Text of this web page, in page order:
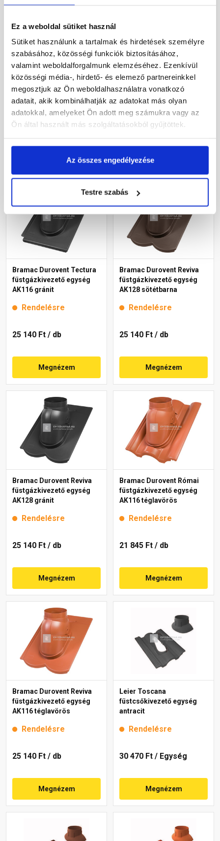
Ez a weboldal sütiket használ
Sütiket használunk a tartalmak és hirdetések személyre
szabásához, közösségi funkciók biztosításához,
valamint weboldalforgalmunk elemzéséhez. Ezenkívül
közösségi média-, hirdető- és elemező partnereinkkel
megosztjuk az Ön weboldalhasználatra vonatkozó
adatait, akik kombinálhatják az adatokat más olyan
adatokkal, amelyeket Ön adott meg számukra vagy az
Ön által használt más szolgáltatásokból gyűjtöttek.
Az összes engedélyezése
Testre szabás
Bramac Rubin 9V
füstgázkivezető cserép
NA114, rézvörös
Rendelésre
84 550 Ft/ db
Megnézem
Bramac Durovent Platinum
füstgázkivezető egység
AK116 gránit
Rendelésre
19 650 Ft/ db
Megnézem
Bramac Durovent Tectura
füstgázkivezető egység
AK116 gránit
Rendelésre
25 140 Ft / db
Megnézem
Bramac Durovent Reviva
füstgázkivezető egység
AK128 sötétbarna
Rendelésre
25 140 Ft / db
Megnézem
Bramac Durovent Reviva
füstgázkivezető egység
AK128 gránit
Rendelésre
25 140 Ft / db
Megnézem
Bramac Durovent Római
füstgázkivezető egység
AK116 téglavörös
Rendelésre
21 845 Ft / db
Megnézem
Bramac Durovent Reviva
füstgázkivezető egység
AK116 téglavörös
Rendelésre
25 140 Ft / db
Megnézem
Leier Toscana
füstcsőkivezető egység
antracit
Rendelésre
30 470 Ft / Egység
Megnézem